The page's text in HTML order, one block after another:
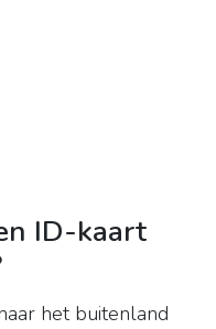
ID-kaart
het buitenland